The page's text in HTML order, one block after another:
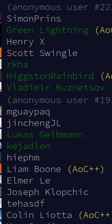
(anonymous user
SimonPrins
Green Lightning
Henry X
Scott Swingle
rkha
HiggstonRainbird
Vladimir Kuznetsov
(anonymous user
mguaypaq
jinchengJL
Lukas Gelbmann
kejadlen
hiephm
Liam Boone
(AoC++)
Elmer Le
Joseph Klopchic
tehasdf
Colin Liotta